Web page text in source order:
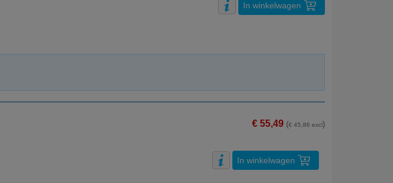
In winkelwagen
€ 55,49 (€ 45,86 excl)
In winkelwagen